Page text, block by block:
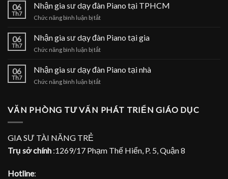
đàn
tại
06
Th7
Nhận gia sư dạy đàn Piano tại TPHCM
Chức năng bình luận bị tắtở
gia
dạy
Piano
06
Th7
Nhận gia sư dạy đàn Piano tại gia
Chức năng bình luận bị tắtở
gia
dạy
tại
06
Th7
Nhận gia sư dạy đàn Piano tại nhà
Chức năng bình luận bị tắtở
sư
nhà
VĂN PHÒNG TƯ VẤN PHÁT TRIỂN GIÁO DỤC
GIA SƯ TÀI NĂNG TRẺ
Trụ sở chính :1269/17 Phạm Thế Hiển, P. 5, Quận 8
Hotline: